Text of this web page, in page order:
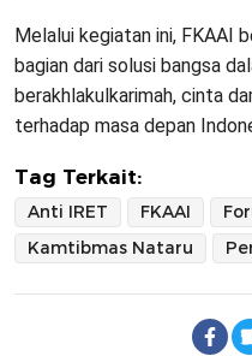
Melalui kegiatan ini, FKAAI
bagian dari solusi bangsa
berakhlakulkarimah, cinta
terhadap masa depan
Tag Terkait:
Anti IRET FKAAI
Kamtibmas Nataru